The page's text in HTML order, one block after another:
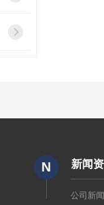
N 新闻
公司新